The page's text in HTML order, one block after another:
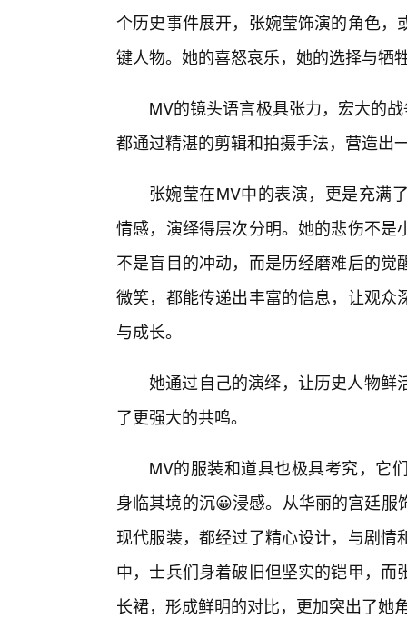
个历史事件展开，张婉莹饰演的角色
键人物。她的喜怒哀乐，她的选择与牺
MV的镜头语言极具张力，宏大的
都通过精湛的剪辑和拍摄手法，营造出
张婉莹在MV中的表演，更是充满
情感，演绎得层次分明。她的悲伤不
不是盲目的冲动，而是历经磨难后的
微笑，都能传递出丰富的信息，让观
与成长。
她通过自己的演绎，让历史人物鲜
了更强大的共鸣。
MV的服装和道具也极具考究，它
身临其境的沉😀浸感。从华丽的宫廷
现代服装，都经过了精心设计，与剧
中，士兵们身着破旧但坚实的铠甲，
长裙，形成鲜明的对比，更加突出了她